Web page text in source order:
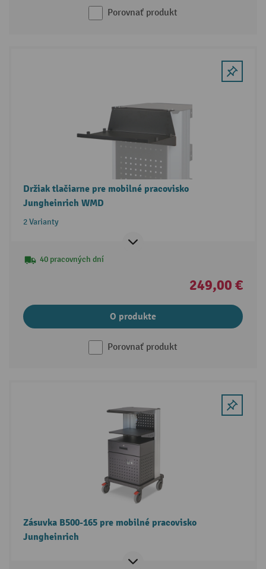
Porovnať produkt
Držiak tlačiarne pre mobilné pracovisko
Jungheinrich WMD
2 Varianty
40 pracovných dní
249,00 €
O produkte
Porovnať produkt
Zásuvka B500-165 pre mobilné pracovisko
Jungheinrich